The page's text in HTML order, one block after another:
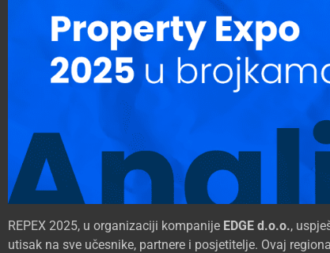
REPEX 2025, u organizaciji kompanije EDGE d.o.o.,
utisak na sve učesnike, partnere i posjetitelje. Ovaj